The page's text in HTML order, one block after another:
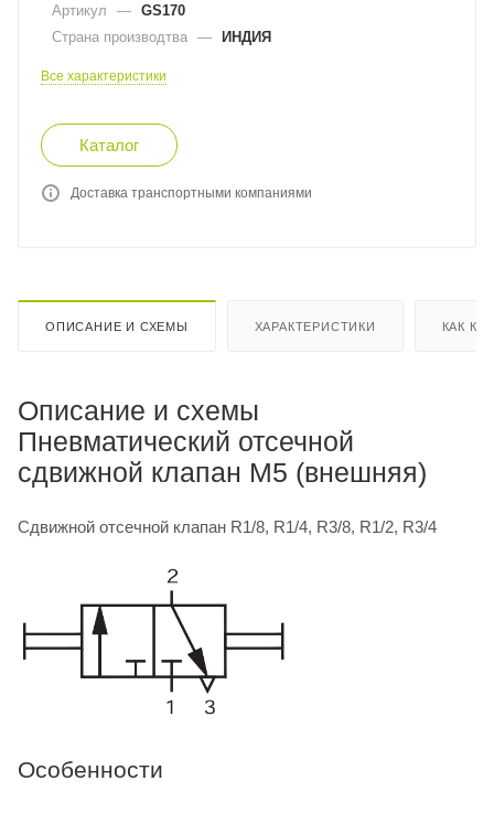
Артикул — GS170
Страна производтва — ИНДИЯ
Все характеристики
Каталог
Доставка транспортными компаниями
ОПИСАНИЕ И СХЕМЫ ХАРАКТЕРИСТИКИ КАК
Описание и схемы
Пневматический отсечной
сдвижной клапан M5 (внешняя)
Сдвижной отсечной клапан R1/8, R1/4, R3/8, R1/2, R3/4
Особенности